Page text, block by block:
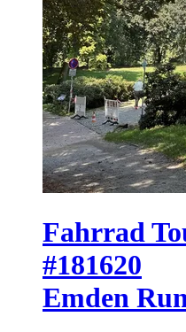
Fahrrad
#181620
Emden